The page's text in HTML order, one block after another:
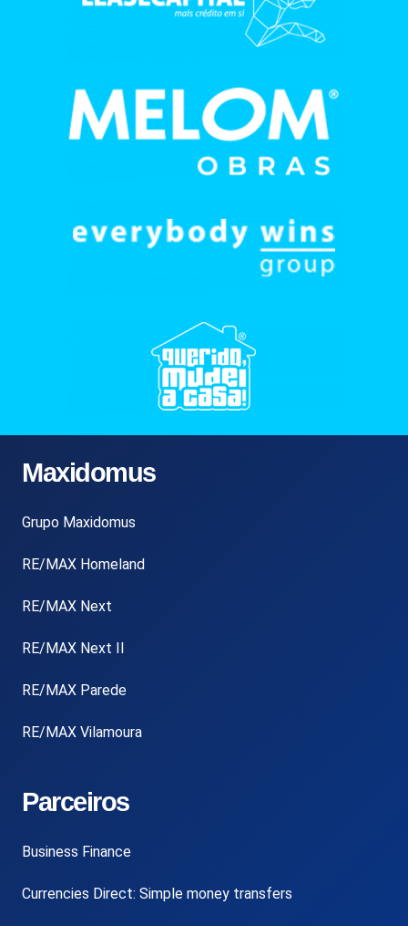
Maxidomus
Grupo Maxidomus
RE/MAX Homeland
RE/MAX Next
RE/MAX Next II
RE/MAX Parede
RE/MAX Vilamoura
Parceiros
Business Finance
Currencies Direct: Simple money transfers